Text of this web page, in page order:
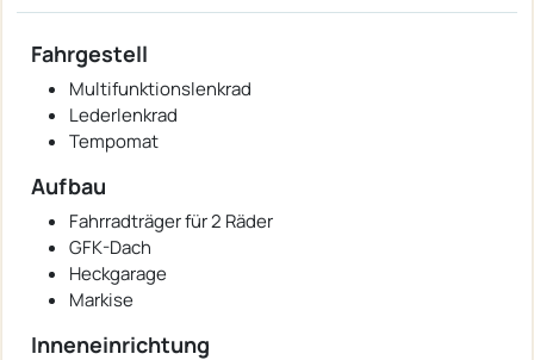
Fahrgestell
Multifunktionslenkrad
Lederlenkrad
Tempomat
Aufbau
Fahrradträger für 2 Räder
GFK-Dach
Heckgarage
Markise
Inneneinrichtung